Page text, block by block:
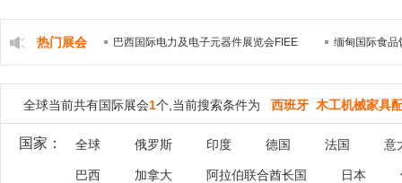
热门展会 巴西国际电力及电子元器件展览会FIEE 缅甸国际食品
全球当前共有国际展会1个,当前搜索条件为 西班牙 木工机械家具
国家： 全球 俄罗斯 印度 德国 法国 意
巴西 加拿大 阿拉伯联合酋长国 日本